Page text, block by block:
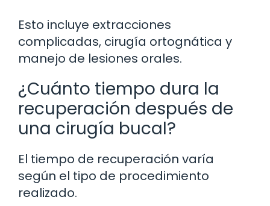
Esto incluye extracciones
complicadas, cirugía ortognática y
manejo de lesiones orales.
¿Cuánto tiempo dura la
recuperación después de
una cirugía bucal?
El tiempo de recuperación varía
según el tipo de procedimiento
realizado.